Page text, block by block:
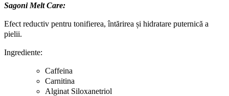
Sagoni Melt Care:
Efect reductiv pentru tonifierea, întărirea și hidratare puternică a
pielii.
Ingrediente:
Caffeina
Carnitina
Alginat Siloxanetriol